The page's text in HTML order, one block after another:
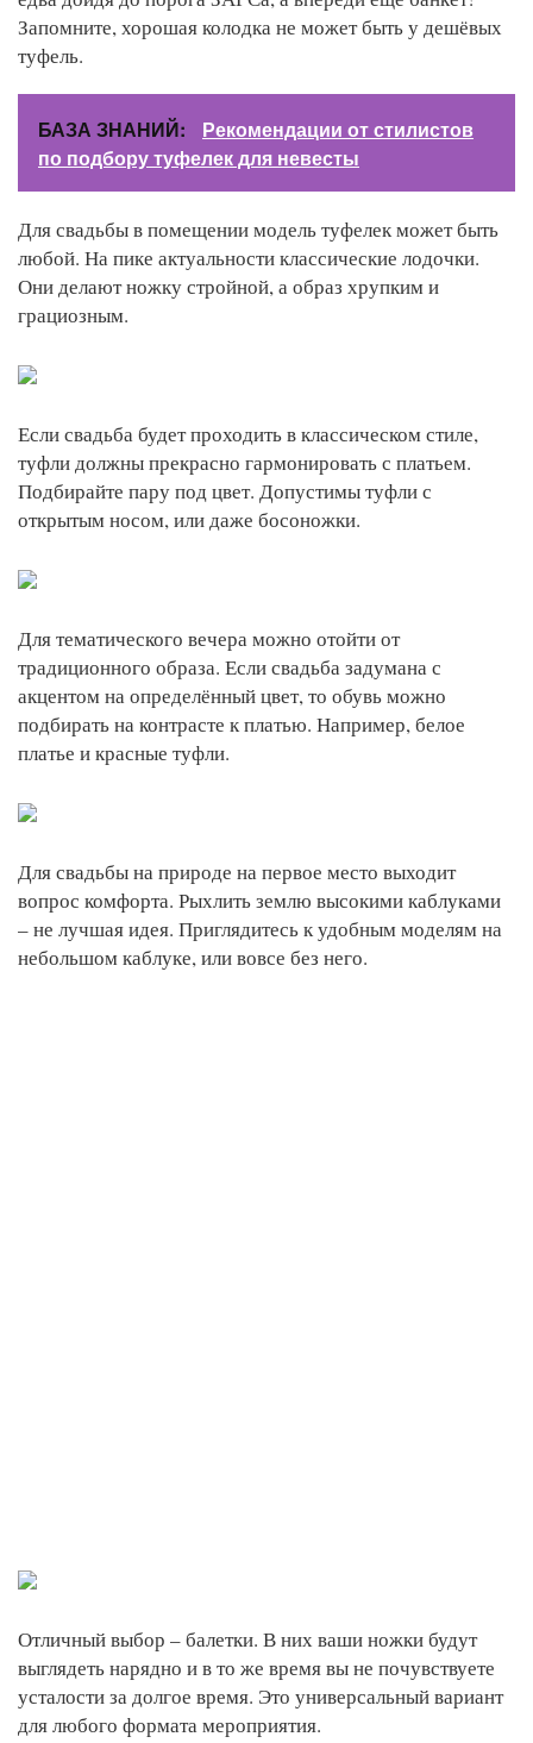
Запомните, хорошая колодка не может быть у дешёвых
туфель.
БАЗА ЗНАНИЙ:
Рекомендации от стилистов
по подбору туфелек для невесты
Для свадьбы в помещении модель туфелек может быть
любой. На пике актуальности классические лодочки.
Они делают ножку стройной, а образ хрупким и
грациозным.
Если свадьба будет проходить в классическом стиле,
туфли должны прекрасно гармонировать с платьем.
Подбирайте пару под цвет. Допустимы туфли с
открытым носом, или даже босоножки.
Для тематического вечера можно отойти от
традиционного образа. Если свадьба задумана с
акцентом на определённый цвет, то обувь можно
подбирать на контрасте к платью. Например, белое
платье и красные туфли.
Для свадьбы на природе на первое место выходит
вопрос комфорта. Рыхлить землю высокими каблуками
– не лучшая идея. Приглядитесь к удобным моделям на
небольшом каблуке, или вовсе без него.
Отличный выбор – балетки. В них ваши ножки будут
выглядеть нарядно и в то же время вы не почувствуете
усталости за долгое время. Это универсальный вариант
для любого формата мероприятия.